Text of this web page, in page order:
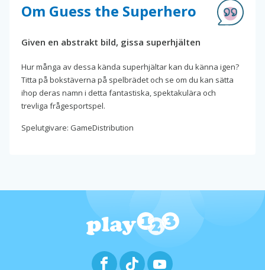
Om Guess the Superhero
Given en abstrakt bild, gissa superhjälten
Hur många av dessa kända superhjältar kan du känna igen?
Titta på bokstäverna på spelbrädet och se om du kan sätta
ihop deras namn i detta fantastiska, spektakulära och
trevliga frågesportspel.
Spelutgivare: GameDistribution